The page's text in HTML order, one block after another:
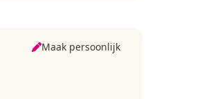
Maak persoonlijk